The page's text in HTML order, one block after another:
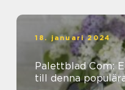
18. januari 2024
Palettblad Com:
till denna